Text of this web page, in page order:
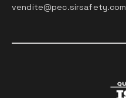
vendite@pec.sirsafety.com